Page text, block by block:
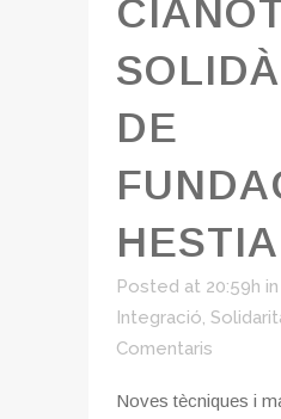
DE
HESTIA
Posted at 20:59h in
Integració,
Comentaris
Noves tècniques i